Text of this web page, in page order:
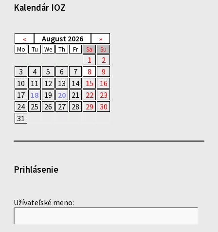
Kalendár IOZ
« August 2026 »
Mo Tu We Th Fr Sa Su
1
2
3
4 5 6 7 8
9
10
11 12 13 14 15
16
17
18 19 20 21 22
23
24
25 26 27 28 29
30
31
Prihlásenie
Užívateľské meno: